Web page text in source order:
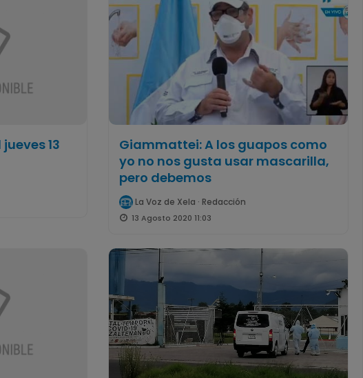
13
Giammattei: A los guapos como
yo no nos gusta usar mascarilla,
pero debemos
La Voz de Xela · Redacción
13 Agosto 2020 11:03